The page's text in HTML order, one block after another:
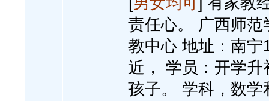
责任心。 广西师范
教中心 地址：南宁
近， 学员：开学升
孩子。 学科，数学